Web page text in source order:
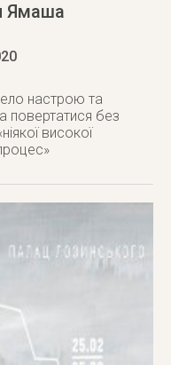
Ямаша
настрою та
повертатися без
високої